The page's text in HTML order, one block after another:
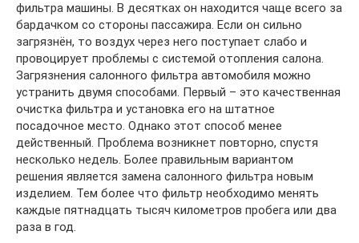
фильтра машины. В десятках он находится чаще всего за
бардачком со стороны пассажира. Если он сильно
загрязнён, то воздух через него поступает слабо и
провоцирует проблемы с системой отопления салона.
Загрязнения салонного фильтра автомобиля можно
устранить двумя способами. Первый – это качественная
очистка фильтра и установка его на штатное
посадочное место. Однако этот способ менее
действенный. Проблема возникнет повторно, спустя
несколько недель. Более правильным вариантом
решения является замена салонного фильтра новым
изделием. Тем более что фильтр необходимо менять
каждые пятнадцать тысяч километров пробега или два
раза в год.